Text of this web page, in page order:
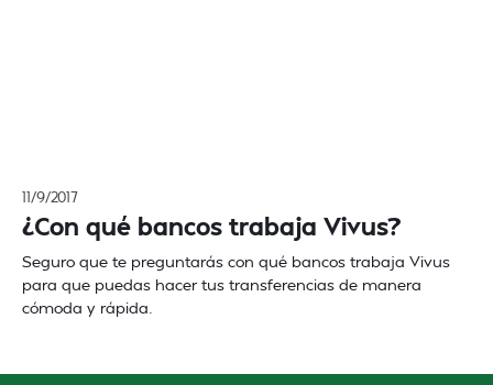
11/9/2017
¿Con qué bancos trabaja Vivus?
Seguro que te preguntarás con qué bancos trabaja Vivus
para que puedas hacer tus transferencias de manera
cómoda y rápida.